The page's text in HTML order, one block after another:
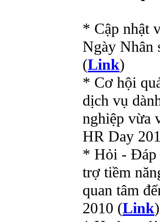
* Cập nhật
Ngày Nhân
(Link)
* Cơ hội
dịch vụ
nghiệp vừa
HR Day
* Hỏi - Đáp
trợ tiềm
quan tâm
2010 (Link)